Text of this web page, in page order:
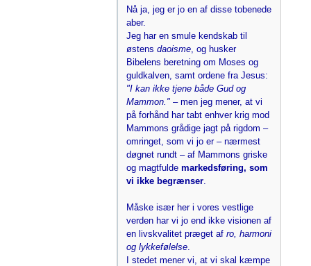
Nå ja, jeg er jo en af disse tobenede
aber.
Jeg har en smule kendskab til
østens daoisme, og husker
Bibelens beretning om Moses og
guldkalven, samt ordene fra Jesus:
"I kan ikke tjene både Gud og
Mammon." – men jeg mener, at vi
på forhånd har tabt enhver krig mod
Mammons grådige jagt på rigdom –
omringet, som vi jo er – nærmest
døgnet rundt – af Mammons griske
og magtfulde markedsføring, som
vi ikke begrænser.
Måske især her i vores vestlige
verden har vi jo end ikke visionen af
en livskvalitet præget af ro, harmoni
og lykkefølelse.
I stedet mener vi, at vi skal kæmpe